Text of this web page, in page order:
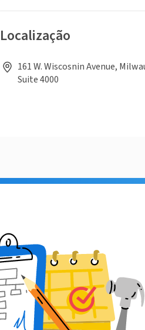
Localização
161 W. Wiscosnin Avenue,
Suite 4000